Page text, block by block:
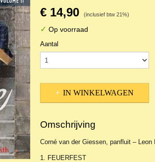
€ 14,90 (inclusief btw 21%)
✓ Op voorraad
Aantal
IN WINKELWAGEN
Omschrijving
Corné van der Giessen, panfluit – Leon
1. FEUERFEST